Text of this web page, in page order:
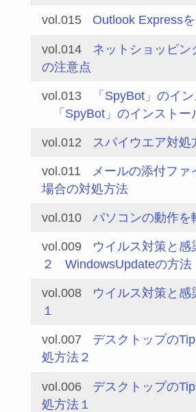
vol.015 Outlook Express
vol.014
ネットショッピン
の注意点
vol.013
「SpyBot」のイ
「SpyBot」のインストー
vol.012 スパイウエア対処
vol.011
メールの添付ファ
場合の対処方法
vol.010 パソコンの動作を
vol.009
ウイルス対策と
２
WindowsUpdateの方法
vol.008
ウイルス対策と
１
vol.007
デスクトップの
処方法２
vol.006
デスクトップの
処方法１